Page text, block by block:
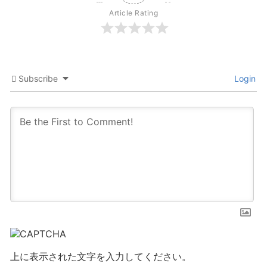
Article Rating
Subscribe Login
上に表示された文字を入力してください。